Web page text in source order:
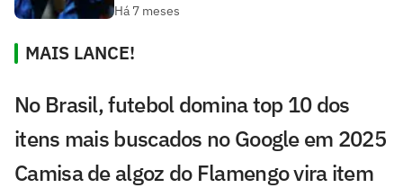
Há 7 meses
MAIS LANCE!
No Brasil, futebol domina top 10 dos
itens mais buscados no Google em 2025
Camisa de algoz do Flamengo vira item